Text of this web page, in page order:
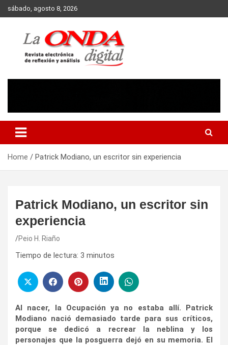
Skip
to
sábado, agosto 8, 2026
Home Patrick Modiano, un escritor sin experiencia
Patrick Modiano, un escritor sin
experiencia
Peio H. Riaño
Tiempo de lectura: 3 minutos
Al nacer, la Ocupación ya no estaba allí. Patrick
Modiano nació demasiado tarde para sus críticos,
porque se dedicó a recrear la neblina y los
personajes que la posguerra dejó en su memoria. El